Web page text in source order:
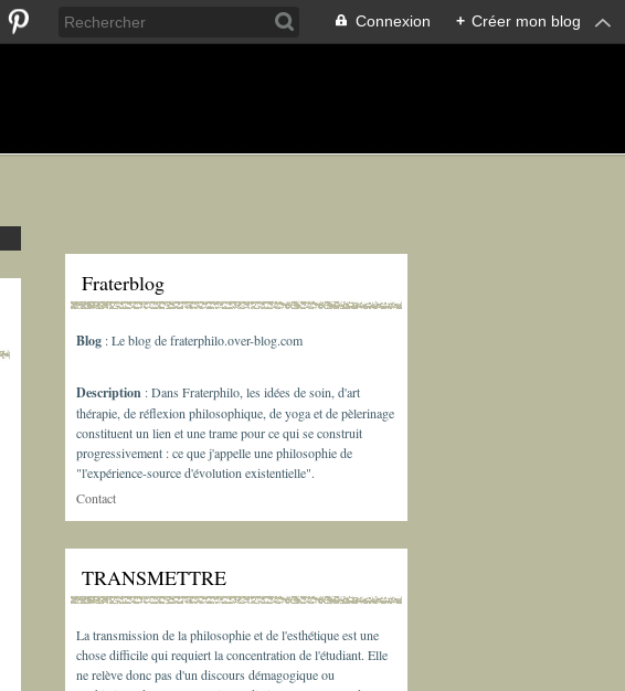
Connexion + Créer mon blog
Fraterblog
Blog : Le blog de fraterphilo.over-blog.com
Description : Dans Fraterphilo, les idées de soin, d'art
thérapie, de réflexion philosophique, de yoga et de pèlerinage
constituent un lien et une trame pour ce qui se construit
progressivement : ce que j'appelle une philosophie de
"l'expérience-source d'évolution existentielle".
Contact
TRANSMETTRE
La transmission de la philosophie et de l'esthétique est une
chose difficile qui requiert la concentration de l'étudiant. Elle
ne relève donc pas d'un discours démagogique ou